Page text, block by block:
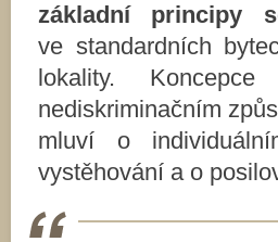
základní principy
ve standardních
lokality.
nediskriminačním
mluví o
vystěhování a o